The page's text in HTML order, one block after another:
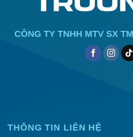
CÔNG TY TNHH MTV SX
THÔNG TIN LIÊN HỆ